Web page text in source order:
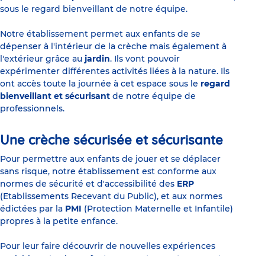
sous le regard bienveillant de notre équipe.
Notre établissement permet aux enfants de se
dépenser à l'intérieur de la crèche mais également à
l'extérieur grâce au jardin. Ils vont pouvoir
expérimenter différentes activités liées à la nature. Ils
ont accès toute la journée à cet espace sous le regard
bienveillant et sécurisant de notre équipe de
professionnels.
Une crèche sécurisée et sécurisante
Pour permettre aux enfants de jouer et se déplacer
sans risque, notre établissement est conforme aux
normes de sécurité et d'accessibilité des ERP
(Etablissements Recevant du Public), et aux normes
édictées par la PMI (Protection Maternelle et Infantile)
propres à la petite enfance.
Pour leur faire découvrir de nouvelles expériences